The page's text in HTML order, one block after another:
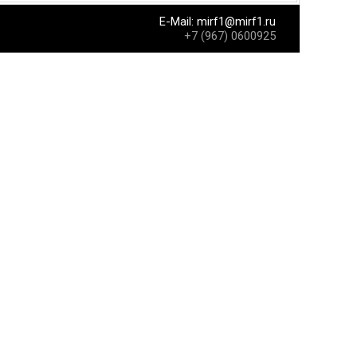
E-Mail: mirf1@mirf1.ru
+7 (967) 0600925